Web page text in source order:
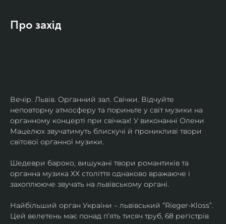
Про захід
Вечір. Львів. Органний зал. Свічки. Відчуйте
неповторну атмосферу та пориньте у світ музики на
органному концерті при свічках! У виконанні Олени
Мацелюх звучатимуть блискучі й проникливі твори
світової органної музики.
Шедеври бароко, вишукані твори романтиків та
органна музика ХХ століття однаково вражаюче і
захоплююче звучать на львівському органі.
Найбільший орган України – львівський “Rieger-Kloss”.
Цей велетень має понад пʼять тисяч труб, 68 регістрів